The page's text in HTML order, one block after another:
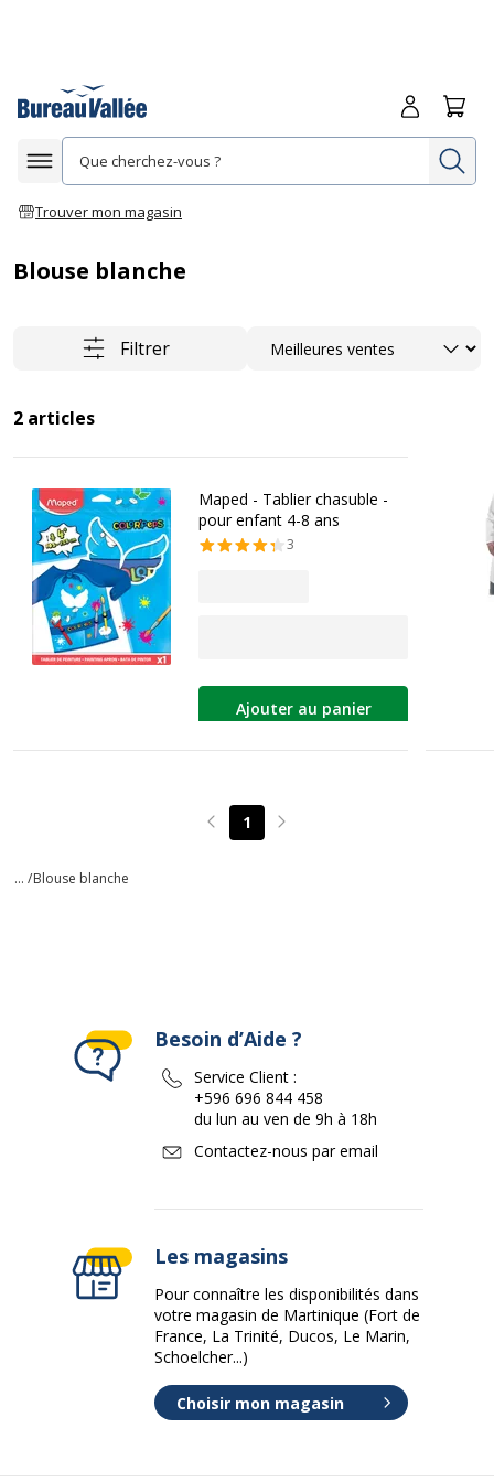
Afficher la navigation
Trouver mon magasin
Me
Blouse blanche
Filtrer Trier
2 articles
Maped - Tablier chasuble -
pour enfant 4-8 ans
3
Ajouter au panier
Page précédente
1 Page suivante
... /Blouse blanche
Besoin d’Aide ?
Service Client :
+596 696 844 458
du lun au ven de 9h à 18h
Contactez-nous par email
Les magasins
Pour connaître les disponibilités dans
votre magasin de Martinique (Fort de
France, La Trinité, Ducos, Le Marin,
Schoelcher...)
Choisir mon magasin